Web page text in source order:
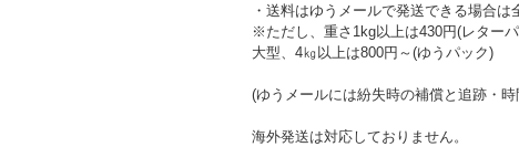
・送料はゆうメールで発送できる場合は
※ただし、重さ1kg以上は430円(レター
大型、4㎏以上は800円～(ゆうパック)
(ゆうメールには紛失時の補償と追跡・
海外発送は対応しておりません。